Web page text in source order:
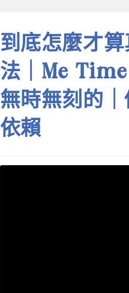
到底怎麼才
法｜Me
無時無刻的
依賴